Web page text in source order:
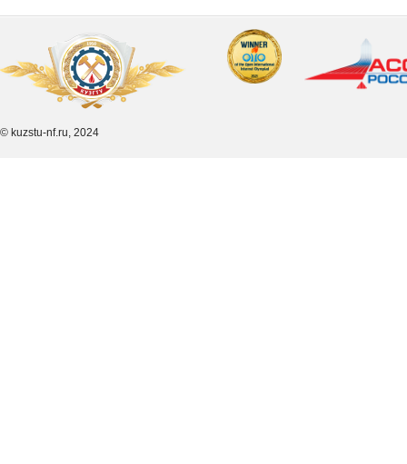
© kuzstu-nf.ru, 2024